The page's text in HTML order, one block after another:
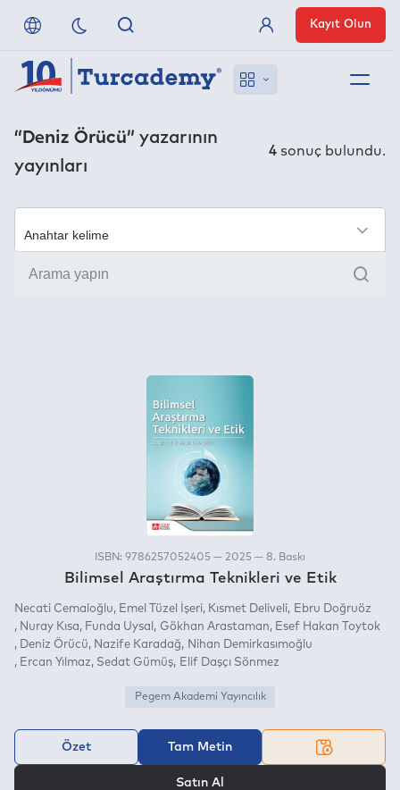
Referanslarımız
Uzaktan Erişim
Nasıl Erişirim
Üye Girişi
Kayıt Olun
“Deniz Örücü” yazarının
yayınları
4 sonuç bulundu.
Ara
ISBN: 9786257052405 — 2025 — 8. Baskı
Bilimsel Araştırma Teknikleri ve Etik
Necati Cemaloğlu Emel Tüzel İşeri Kısmet Deliveli
Ebru Doğruöz
Nuray Kısa
Funda Uysal Gökhan Arastaman
Esef Hakan Toytok
Deniz Örücü
Nazife Karadağ
Nihan Demirkasımoğlu
Ercan Yılmaz
Sedat Gümüş Elif Daşçı Sönmez
Pegem Akademi Yayıncılık
Özet Tam Metin
Satın Al